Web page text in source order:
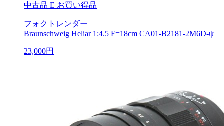
中古品 E お買い得品
フォクトレンダー
Braunschweig Heliar 1:4.5 F=18cm CA01-B2181-2M6D-ψ
23,000円